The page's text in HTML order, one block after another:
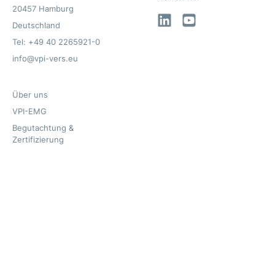
20457 Hamburg
Deutschland
Tel: +49 40 2265921-0
info@vpi-vers.eu
LinkedInYouTube
Über uns
VPI-EMG
Begutachtung &
Zertifizierung